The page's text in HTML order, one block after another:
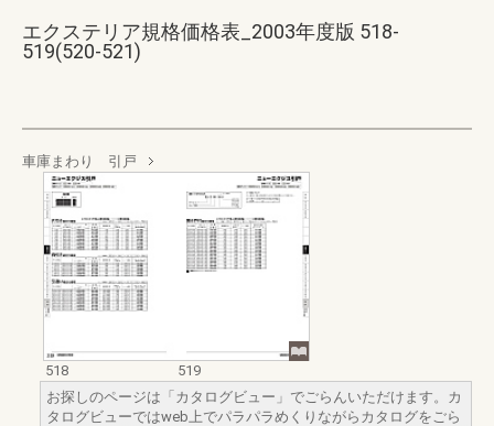
エクステリア規格価格表_2003年度版 518-
519(520-521)
車庫まわり 引戸
518
519
お探しのページは「カタログビュー」でごらんいただけます。カ
タログビューではweb上でパラパラめくりながらカタログをごら